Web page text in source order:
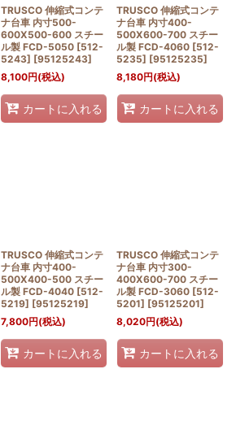
TRUSCO 伸縮式コンテ
ナ台車 内寸500-
600X500-600 スチー
ル製 FCD-5050 [512-
5243] [95125243]
8,100円(税込)
カートに入れる
TRUSCO 伸縮式コンテ
ナ台車 内寸400-
500X600-700 スチー
ル製 FCD-4060 [512-
5235] [95125235]
8,180円(税込)
カートに入れる
TRUSCO 伸縮式コンテ
ナ台車 内寸400-
500X400-500 スチー
ル製 FCD-4040 [512-
5219] [95125219]
7,800円(税込)
カートに入れる
TRUSCO 伸縮式コンテ
ナ台車 内寸300-
400X600-700 スチー
ル製 FCD-3060 [512-
5201] [95125201]
8,020円(税込)
カートに入れる